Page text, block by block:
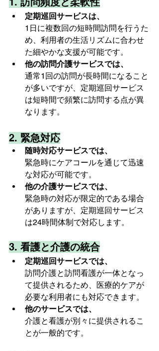
定期巡回サービスは、
1日に複数回の短時間訪問を行うた
め、利用者の生活リズムに合わせ
た細やかな支援が可能です。
他の訪問介護サービスでは、
通常1回の訪問が長時間になること
が多いですが、定期巡回サービス
は短時間で頻繁に訪問する点が異
なります。
2. 緊急対応
随時対応サービスでは、
緊急時にケアコールを通じて迅速
な対応が可能です。
他の介護サービスでは、
緊急時の対応が限定的である場合
がありますが、定期巡回サービス
は24時間体制で対応します。
3. 看護と介護の統合
定期巡回サービスでは、
訪問介護と訪問看護が一体となっ
て提供されるため、医療的ケアが
必要な利用者にも対応できます。
他のサービスでは、
介護と看護が別々に提供されるこ
とが一般的です。